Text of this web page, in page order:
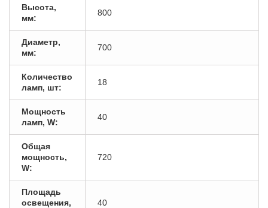
Высота,
мм:
800
Диаметр,
мм:
700
Количество
ламп, шт:
18
Мощность
ламп, W:
40
Общая
мощность,
W:
720
Площадь
освещения,
40